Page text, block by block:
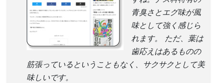
青臭さとエグ味が風
味として強く感じら
れます。 ただ、葉は
歯応えはあるものの
筋張っているということもなく、サクサクとして美
味しいです。